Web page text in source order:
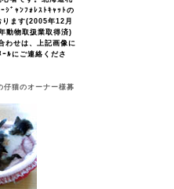
ｼﾞｬﾝﾌｫﾚｽﾄｷｬｯﾄの
ます(2005年12月
動物取扱業取得済)
わせは、上記画像に
ﾙにご連絡くださ
仔猫のオーナー様募